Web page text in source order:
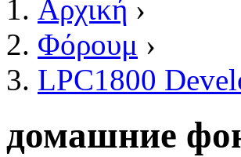
Είστε εδώ
Αρχική ›
Φόρουμ ›
LPC1800
домашние